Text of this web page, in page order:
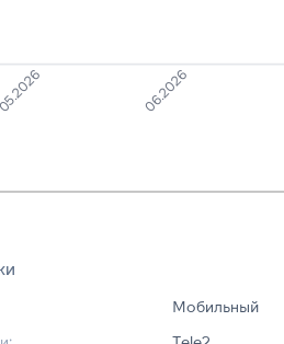
05.2026 06.2026
Мобильный